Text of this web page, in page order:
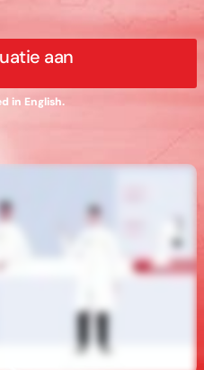
aan
in English.